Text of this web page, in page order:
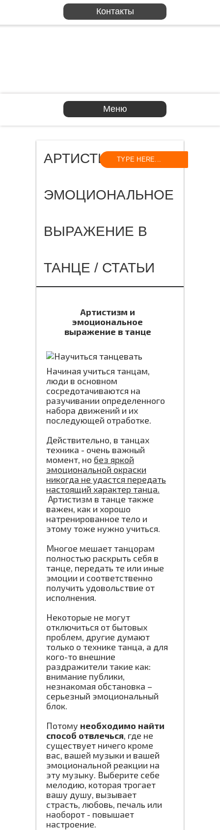
Контакты
Меню
АРТИСТИЗМ И
ЭМОЦИОНАЛЬНОЕ
ВЫРАЖЕНИЕ В
ТАНЦЕ / СТАТЬИ
Артистизм и
эмоциональное
выражение в танце
Начиная учиться танцам,
люди в основном
сосредотачиваются на
разучивании определенного
набора движений и их
последующей отработке.
Действительно, в танцах
техника - очень важный
момент, но без яркой
эмоциональной окраски
никогда не удастся передать
настоящий характер танца.
Артистизм в танце также
важен, как и хорошо
натренированное тело и
этому тоже нужно учиться.
Многое мешает танцорам
полностью раскрыть себя в
танце, передать те или иные
эмоции и соответственно
получить удовольствие от
исполнения.
Некоторые не могут
отключиться от бытовых
проблем, другие думают
только о технике танца, а для
кого-то внешние
раздражители такие как:
внимание публики,
незнакомая обстановка –
серьезный эмоциональный
блок.
Потому необходимо найти
способ отвлечься, где не
существует ничего кроме
вас, вашей музыки и вашей
эмоциональной реакции на
эту музыку. Выберите себе
мелодию, которая трогает
вашу душу, вызывает
страсть, любовь, печаль или
наоборот - повышает
настроение.